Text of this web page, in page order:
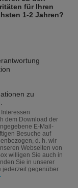
für Ihren
1-2 Jahren?
dem Download der
E-Mail-
Besuche auf
d. h. wir
Webseiten von
willigen Sie auch in
Sie in unserer
jederzeit gegenüber
zu